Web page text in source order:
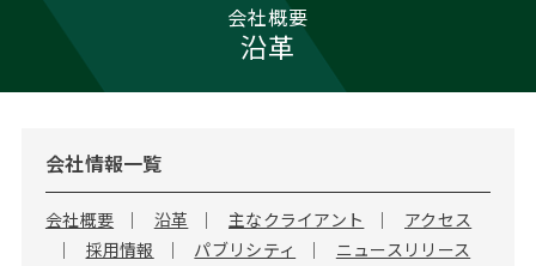
アクシアムの特長
サービス案内
“展”職
キャリア支援 TOP
キャリアデザイン講座
（最新求人市場動向）
MBAキ
ステージ別アドバイス
MBAの転職事例
転職ツール TOP
英文レジュメの書き方
英文レ
日本語履歴書テンプレート
よくある面接Q&A集
転職コラム TOP
“展”職相談室
コンサルティングの現場から
転職成功への4つの鍵
イベント・セミナー TOP
キャリアデザインセミナー
ジョブフェア
海外セミナー
会社概要 TOP
アクセス
採用情報
会社概要
沿革
会社情報一覧
会社概要 沿革 主なクライアント
アクセス
採用情報
パブリシティ ニュースリリース